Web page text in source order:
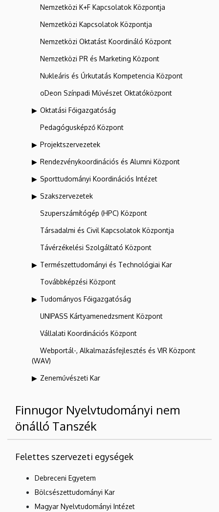
Nemzetközi K+F Kapcsolatok Központja
Nemzetközi Kapcsolatok Központja
Nemzetközi Oktatást Koordináló Központ
Nemzetközi PR és Marketing Központ
Nukleáris és Űrkutatás Kompetencia Központ
oDeon Színpadi Művészet Oktatóközpont
Oktatási Főigazgatóság
Pedagógusképző Központ
Projektszervezetek
Rendezvénykoordinációs és Alumni Központ
Sporttudományi Koordinációs Intézet
Szakszervezetek
Szuperszámítógép (HPC) Központ
Társadalmi és Civil Kapcsolatok Központja
Távérzékelési Szolgáltató Központ
Természettudományi és Technológiai Kar
Továbbképzési Központ
Tudományos Főigazgatóság
UNIPASS Kártyamenedzsment Központ
Vállalati Koordinációs Központ
Webportál-, Alkalmazásfejlesztés és VIR Központ
(WAV)
Zeneművészeti Kar
Finnugor Nyelvtudományi nem
önálló Tanszék
Felettes szervezeti egységek
Debreceni Egyetem
Bölcsészettudományi Kar
Magyar Nyelvtudományi Intézet